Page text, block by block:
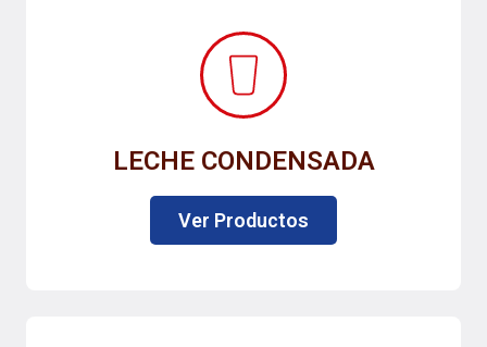
LECHE CONDENSADA
Ver Productos